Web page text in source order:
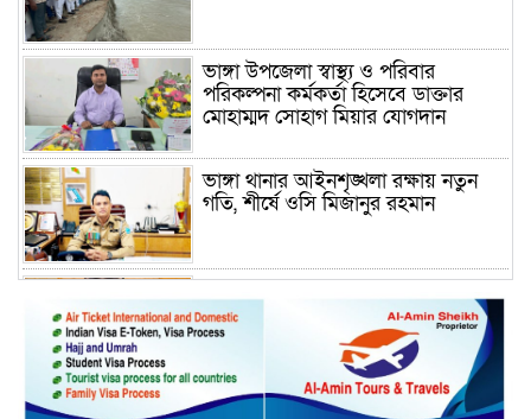
ভাঙ্গা উপজেলা স্বাস্থ্য ও পরিবার
পরিকল্পনা কর্মকর্তা হিসেবে ডাক্তার
মোহাম্মদ সোহাগ মিয়ার যোগদান
ভাঙ্গা থানার আইনশৃঙ্খলা রক্ষায় নতুন
গতি, শীর্ষে ওসি মিজানুর রহমান
ময়মনসিংহের অতিরিক্ত জেলা প্রশাসক
(রাজস্ব) আজিম উদ্দিন ভূমি মন্ত্রণালয়ে
পদায়ন
সাবেক এমপির প্রেস সেক্রেটারি রফিকের